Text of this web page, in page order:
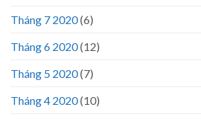
Tháng 7 2020(6)
Tháng 6 2020(12)
Tháng 5 2020(7)
Tháng 4 2020(10)